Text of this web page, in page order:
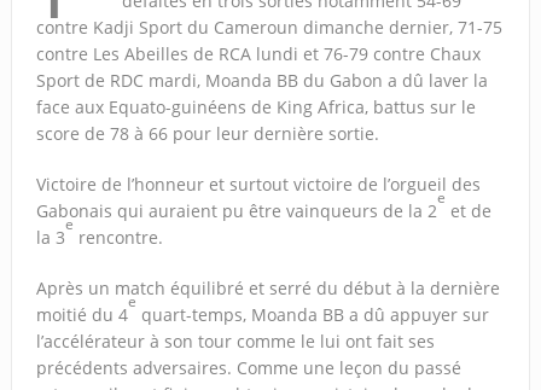
contre Kadji Sport du Cameroun dimanche dernier, 71-75
contre Les Abeilles de RCA lundi et 76-79 contre Chaux
Sport de RDC mardi, Moanda BB du Gabon a dû laver la
face aux Equato-guinéens de King Africa, battus sur le
score de 78 à 66 pour leur dernière sortie.
Victoire de l’honneur et surtout victoire de l’orgueil des
Gabonais qui auraient pu être vainqueurs de la 2
e
et de
la 3
e
rencontre.
Après un match équilibré et serré du début à la dernière
moitié du 4
e
quart-temps, Moanda BB a dû appuyer sur
l’accélérateur à son tour comme le lui ont fait ses
précédents adversaires. Comme une leçon du passé